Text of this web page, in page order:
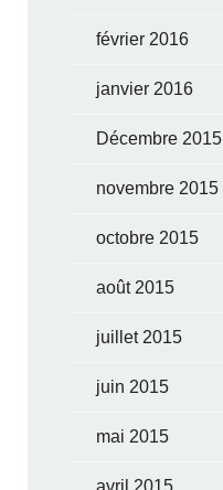
février 2016
janvier 2016
Décembre 2015
novembre 2015
octobre 2015
août 2015
juillet 2015
juin 2015
mai 2015
avril 2015